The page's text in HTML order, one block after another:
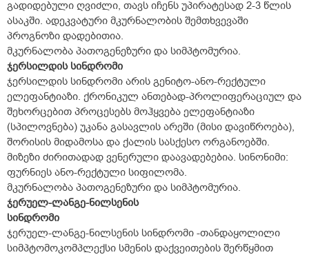
გადიდებული ღვიძლი, თავს იჩენს უპირატესად 2-3 წლის
ასაკში. ადეკვატური მკურნალობის შემთხვევაში
პროგნოზი დადებითია.
მკურნალობა პათოგენეზური და სიმპტომურია.
ჯერსილდის სინდრომი
ჯერსილდის სინდრომი არის გენიტო-ანო-რექტული
ელეფანტიაზი. ქრონიკულ ანთებად-პროლიფერაციულ და
შეხორცებით პროცესებს მოჰყვება ელეფანტიაზი
(სპილოვნება) უკანა გასავლის არეში (მისი დავიწროება),
შორისის მიდამოსა და ქალის სასქესო ორგანოებში.
მიზეზი ძირითადად ვენერული დაავადებებია. სინონიმი:
ფურნიეს ანო-რექტული სიფილომა.
მკურნალობა პათოგენეზური და სიმპტომურია.
ჯერუელ-ლანგე-ნილსენის
სინდრომი
ჯერუელ-ლანგე-ნილსენის სინდრომი -თანდაყოლილი
სიმპტომოკომპლექსი სმენის დაქვეითების შერწყმით